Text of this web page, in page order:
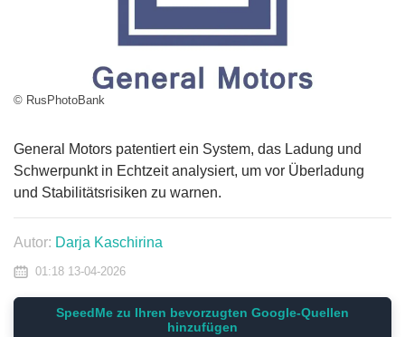
© RusPhotoBank
General Motors patentiert ein System, das Ladung und
Schwerpunkt in Echtzeit analysiert, um vor Überladung
und Stabilitätsrisiken zu warnen.
Autor: Darja Kaschirina
01:18 13-04-2026
SpeedMe zu Ihren bevorzugten Google-Quellen
hinzufügen